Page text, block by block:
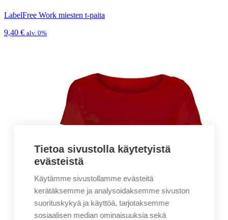
LabelFree Work miesten t-paita
9,40 € alv. 0%
Tietoa sivustolla käytetyistä
evästeistä
Käytämme sivustollamme evästeitä
kerätäksemme ja analysoidaksemme sivuston
suorituskykyä ja käyttöä, tarjotaksemme
sosiaalisen median ominaisuuksia sekä